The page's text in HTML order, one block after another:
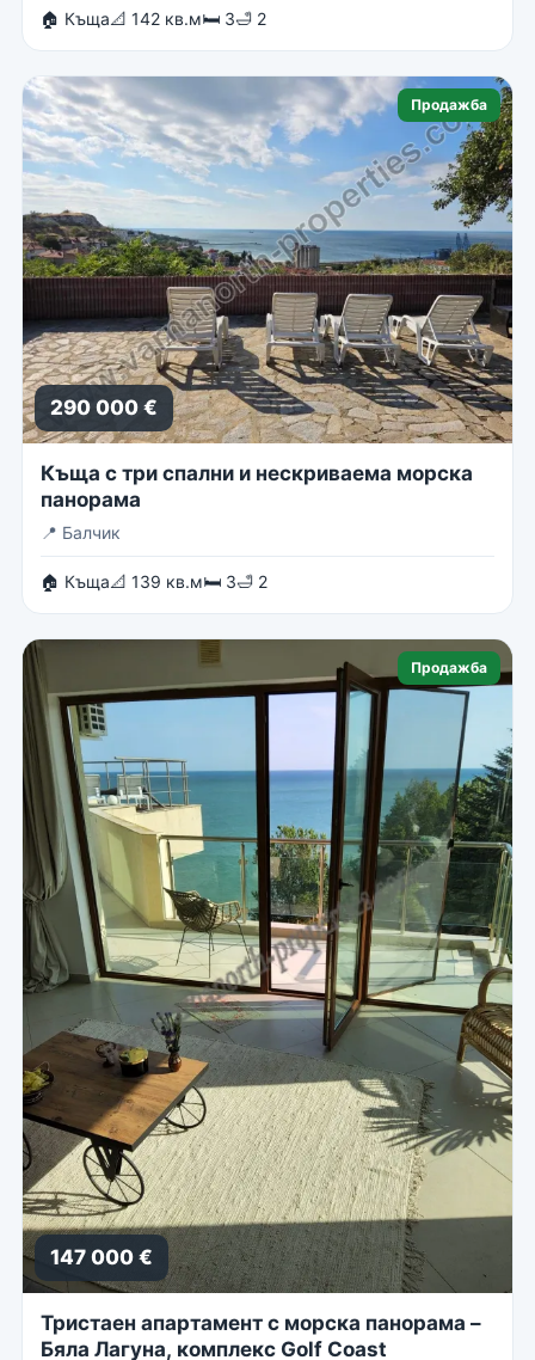
🏠 Къща📐 142 кв.м🛏 3🛁 2
Продажба
290 000 €
Къща с три спални и нескриваема морска
панорама
📍 Балчик
🏠 Къща📐 139 кв.м🛏 3🛁 2
Продажба
147 000 €
Тристаен апартамент с морска панорама –
Бяла Лагуна, комплекс Golf Coast